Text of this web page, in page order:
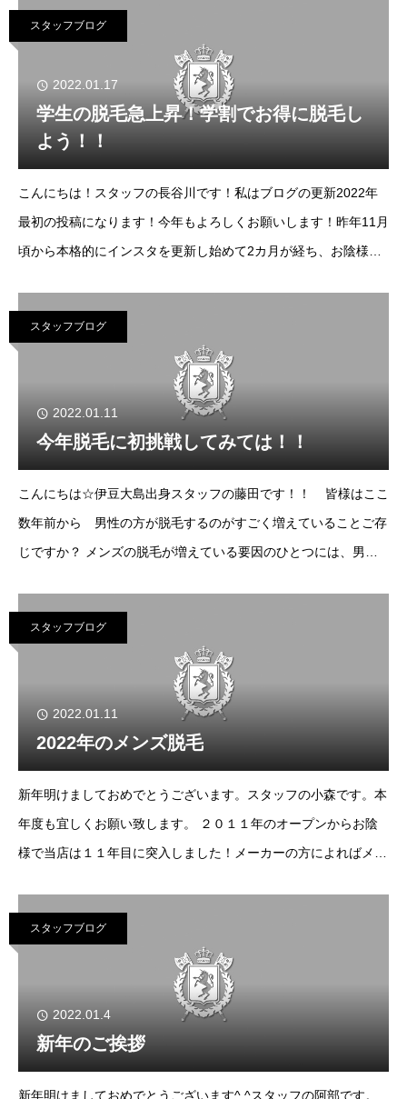
うに気にせずに旅行に行ったり友達や家族と食
スタッフブログ
2022.01.17
学生の脱毛急上昇！学割でお得に脱毛し
よう！！
こんにちは！スタッフの長谷川です！私はブログの更新2022年
最初の投稿になります！今年もよろしくお願いします！昨年11月
頃から本格的にインスタを更新し始めて2カ月が経ち、お陰様で
す。これからも投稿し、フォロワ
スタッフブログ
2022.01.11
今年脱毛に初挑戦してみては！！
こんにちは☆伊豆大島出身スタッフの藤田です！！ 皆様はここ
数年前から 男性の方が脱毛するのがすごく増えていることご存
じですか？ メンズの脱毛が増えている要因のひとつには、男性
日のひげ
スタッフブログ
2022.01.11
2022年のメンズ脱毛
新年明けましておめでとうございます。スタッフの小森です。本
年度も宜しくお願い致します。 ２０１１年のオープンからお陰
様で当店は１１年目に突入しました！メーカーの方によればメン
多いですが・・ 今ではメンズ脱毛
スタッフブログ
2022.01.4
新年のご挨拶
新年明けましておめでとうございます^ ^スタッフの阿部です。